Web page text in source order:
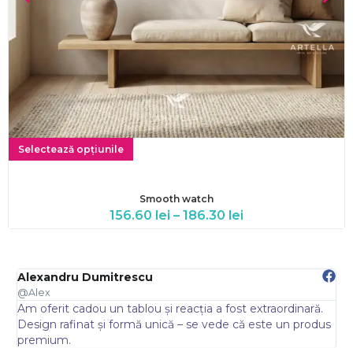
Selectează opțiunile
Smooth watch
156.60 lei – 186.30 lei
Alexandru Dumitrescu
@Alex
Am oferit cadou un tablou și reacția a fost extraordinară.
Design rafinat și formă unică – se vede că este un produs
premium.